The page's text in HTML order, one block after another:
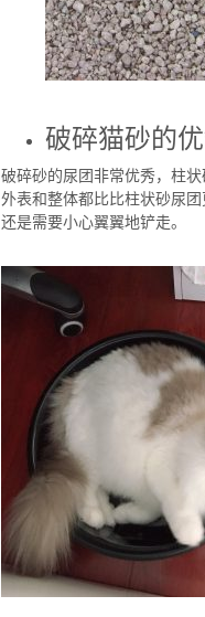
破碎猫砂的优
破碎砂的尿团非常优秀，柱
外表和整体都比比柱状砂尿
还是需要小心翼翼地铲走。